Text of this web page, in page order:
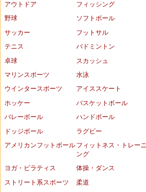
アウトドア
フィッシング
野球
ソフトボール
サッカー
フットサル
テニス
バドミントン
卓球
スカッシュ
マリンスポーツ
水泳
ウインタースポーツ
アイススケート
ホッケー
バスケットボール
バレーボール
ハンドボール
ドッジボール
ラグビー
アメリカンフットボール フィットネス・トレーニ
ング
ヨガ・ピラティス
体操・ダンス
ストリート系スポーツ
柔道